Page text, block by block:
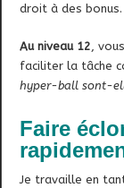
droit à des bonus.
Au niveau 12 ,
faciliter la tâche
hyper-ball sont-
Faire
Je travaille en